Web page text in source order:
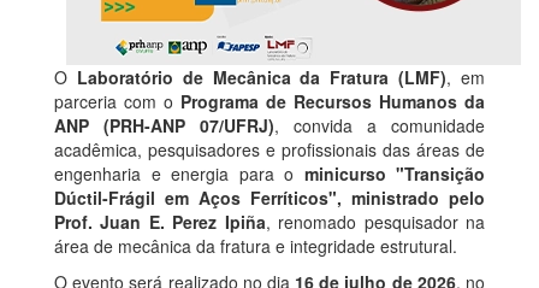
O Laboratório de Mecânica da Fratura (LMF), em
parceria com o Programa de Recursos Humanos da
ANP (PRH-ANP 07/UFRJ), convida a comunidade
acadêmica, pesquisadores e profissionais das áreas de
engenharia e energia para o minicurso "Transição
Dúctil-Frágil em Aços Ferríticos", ministrado pelo
Prof. Juan E. Perez Ipiña, renomado pesquisador na
área de mecânica da fratura e integridade estrutural.
O evento será realizado no dia 16 de julho de 2026, no